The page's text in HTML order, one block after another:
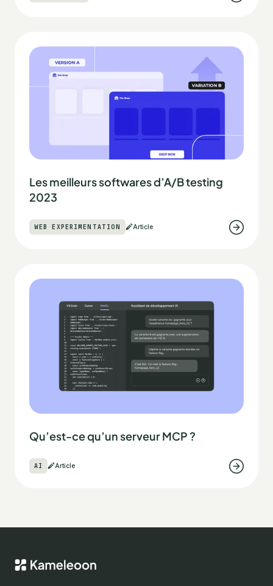
Les meilleurs softwares d’A/B testing
2023
WEB EXPERIMENTATION Article
Qu’est-ce qu’un serveur MCP ?
AI Article